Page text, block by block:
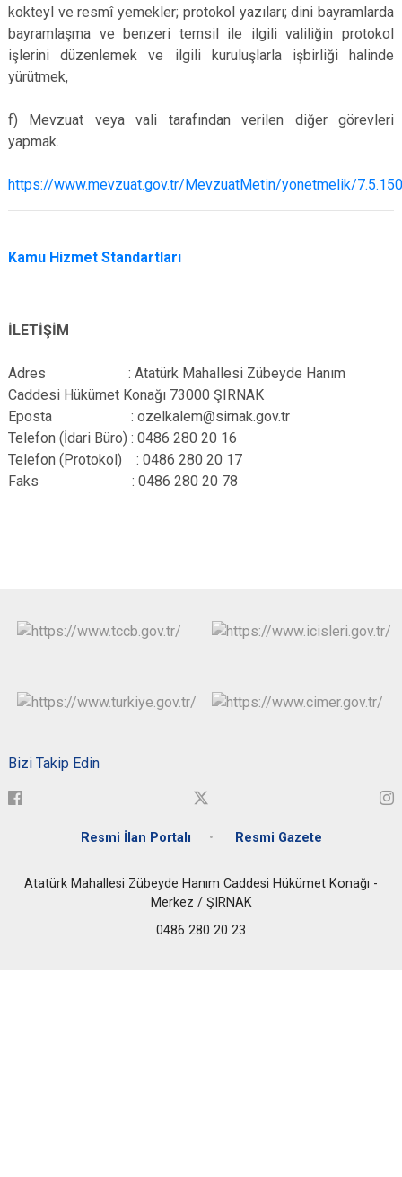
kokteyl ve resmî yemekler; protokol yazıları; dini bayramlarda
bayramlaşma ve benzeri temsil ile ilgili valiliğin protokol
işlerini düzenlemek ve ilgili kuruluşlarla işbirliği halinde
yürütmek,
f) Mevzuat veya vali tarafından verilen diğer görevleri
yapmak.
https://www.mevzuat.gov.tr/MevzuatMetin/yonetmelik/
Kamu Hizmet Standartları
İLETİŞİM
Adres : Atatürk Mahallesi Zübeyde Hanım
Caddesi Hükümet Konağı 73000 ŞIRNAK
Eposta : ozelkalem@sirnak.gov.tr
Telefon (İdari Büro) : 0486 280 20 16
Telefon (Protokol) : 0486 280 20 17
Faks : 0486 280 20 78
Bizi Takip Edin
Resmi İlan Portalı Resmi Gazete
Atatürk Mahallesi Zübeyde Hanım Caddesi Hükümet Konağı -
Merkez / ŞIRNAK
0486 280 20 23